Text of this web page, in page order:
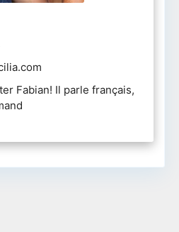
Fabian! Il parle français,